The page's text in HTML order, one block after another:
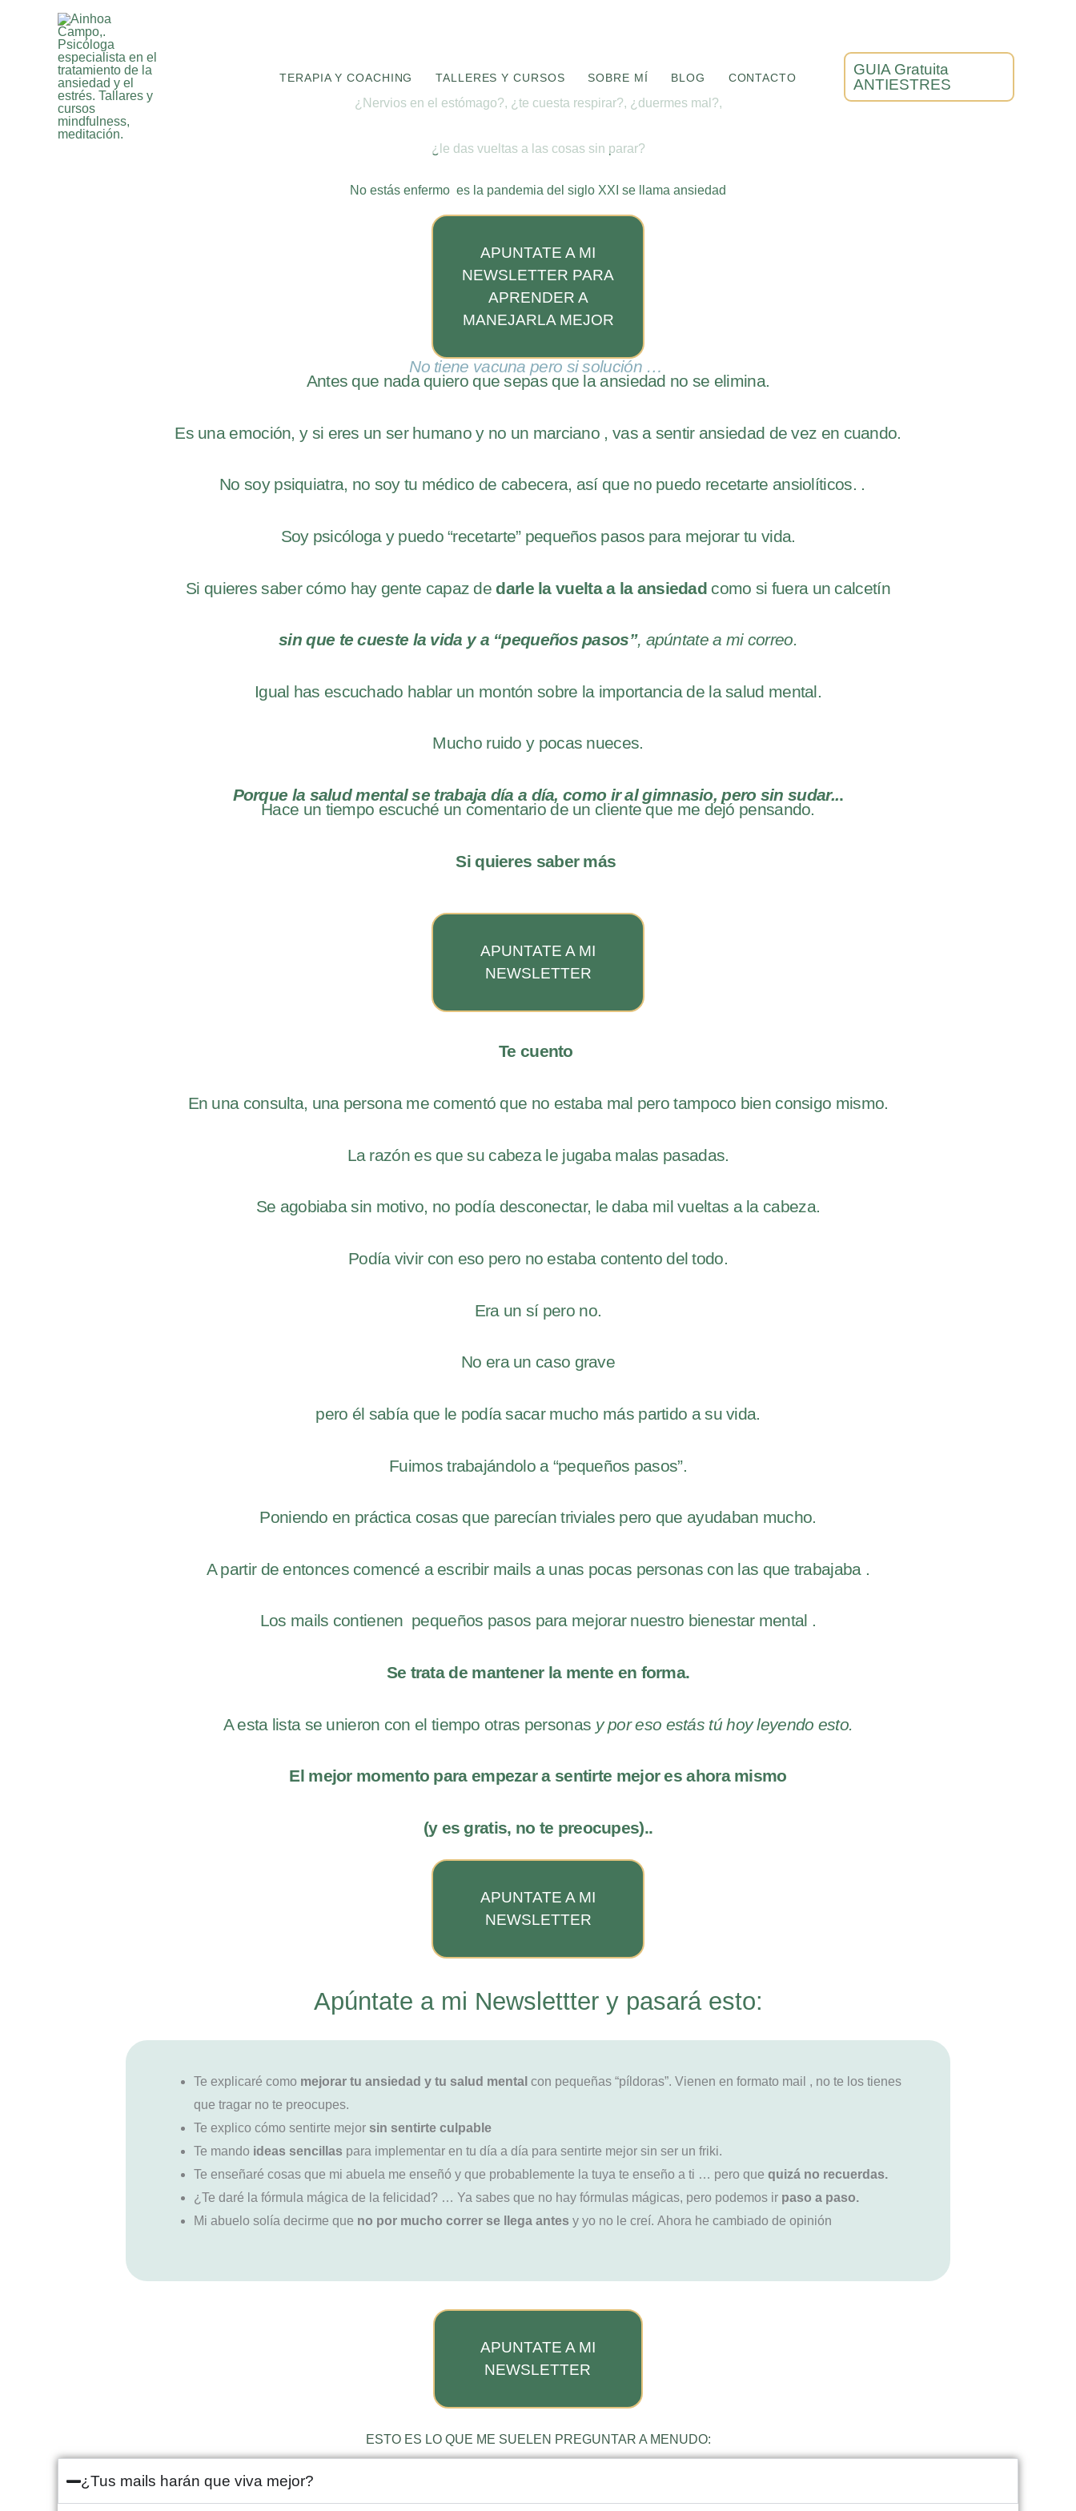
TERAPIA Y COACHING TALLERES Y CURSOS SOBRE MÍ BLOG CONTACTO
GUIA Gratuita
ANTIESTRES
¿Nervios en el estómago?, ¿te cuesta respirar?, ¿duermes mal?,
¿le das vueltas a las cosas sin parar?
No estás enfermo es la pandemia del siglo XXI se llama ansiedad
APUNTATE A MI
NEWSLETTER PARA
APRENDER A
MANEJARLA MEJOR
No tiene vacuna pero si solución …
Antes que nada quiero que sepas que la ansiedad no se elimina.
Es una emoción, y si eres un ser humano y no un marciano , vas a sentir ansiedad de vez en cuando.
No soy psiquiatra, no soy tu médico de cabecera, así que no puedo recetarte ansiolíticos. .
Soy psicóloga y puedo “recetarte” pequeños pasos para mejorar tu vida.
Si quieres saber cómo hay gente capaz dedarle la vuelta a la ansiedad como si fuera un calcetín
sin que te cueste la vida y a “pequeños pasos”, apúntate a mi correo.
Igual has escuchado hablar un montón sobre la importancia de la salud mental.
Mucho ruido y pocas nueces.
Porque la salud mental se trabaja día a día, como ir al gimnasio, pero sin sudar...
Hace un tiempo escuché un comentario de un cliente que me dejó pensando.
Si quieres saber más
APUNTATE A MI
NEWSLETTER
Te cuento
En una consulta, una persona me comentó que no estaba mal pero tampoco bien consigo mismo.
La razón es que su cabeza le jugaba malas pasadas.
Se agobiaba sin motivo, no podía desconectar, le daba mil vueltas a la cabeza.
Podía vivir con eso pero no estaba contento del todo.
Era un sí pero no.
No era un caso grave
pero él sabía que le podía sacar mucho más partido a su vida.
Fuimos trabajándolo a “pequeños pasos”.
Poniendo en práctica cosas que parecían triviales pero que ayudaban mucho.
A partir de entonces comencé a escribir mails a unas pocas personas con las que trabajaba .
Los mails contienen pequeños pasos para mejorar nuestro bienestar mental .
Se trata de mantener la mente en forma.
A esta lista se unieron con el tiempo otras personas y por eso estás tú hoy leyendo esto.
El mejor momento para empezar a sentirte mejor es ahora mismo
(y es gratis, no te preocupes)..
APUNTATE A MI
NEWSLETTER
Apúntate a mi Newslettter y pasará esto:
Te explicaré como mejorar tu ansiedad y tu salud mental con pequeñas “píldoras”. Vienen en formato mail , no te los tienes
que tragar no te preocupes.
Te explico cómo sentirte mejor sin sentirte culpable
Te mando ideas sencillas para implementar en tu día a día para sentirte mejor sin ser un friki.
Te enseñaré cosas que mi abuela me enseñó y que probablemente la tuya te enseño a ti … pero que quizá no recuerdas.
¿Te daré la fórmula mágica de la felicidad? … Ya sabes que no hay fórmulas mágicas, pero podemos ir paso a paso.
Mi abuelo solía decirme que no por mucho correr se llega antes y yo no le creí. Ahora he cambiado de opinión
APUNTATE A MI
NEWSLETTER
ESTO ES LO QUE ME SUELEN PREGUNTAR A MENUDO:
¿Tus mails harán que viva mejor?